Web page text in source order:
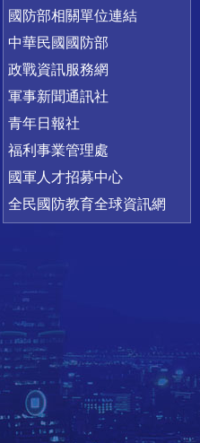
國防部相關單位連結
中華民國國防部
政戰資訊服務網
軍事新聞通訊社
青年日報社
福利事業管理處
國軍人才招募中心
全民國防教育全球資訊網